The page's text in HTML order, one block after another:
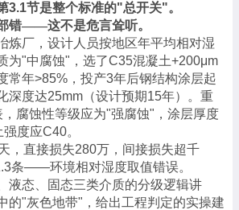
3.1节是整个标准的"总开关"。
错——这不是危言耸听。
炼厂，设计人员按地区年平均相对湿
为"中腐蚀"，选了C35混凝土+200μm
常年>85%，投产3年后钢结构涂层起
深度达25mm（设计预期15年）。重
腐蚀性等级应为"强腐蚀"，涂层厚度
度应C40。
，直接损失280万，间接损失超千
条——环境相对湿度取值错误。
液态、固态三类介质的分级逻辑讲
的"灰色地带"，给出工程判定的实操建